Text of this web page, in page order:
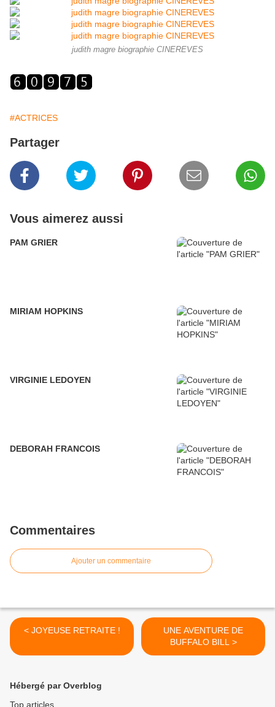
judith magre biographie CINEREVES
#ACTRICES
Partager
Vous aimerez aussi
PAM GRIER
MIRIAM HOPKINS
VIRGINIE LEDOYEN
DEBORAH FRANCOIS
Commentaires
Ajouter un commentaire
< JOYEUSE RETRAITE !
UNE AVENTURE DE
BUFFALO BILL >
Hébergé par Overblog
Top articles